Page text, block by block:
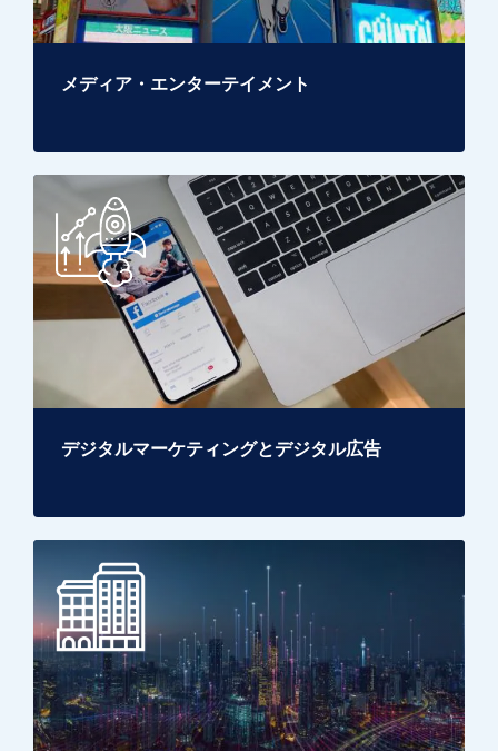
メディア・エンターテイメント
デジタルマーケティングとデジタル広告